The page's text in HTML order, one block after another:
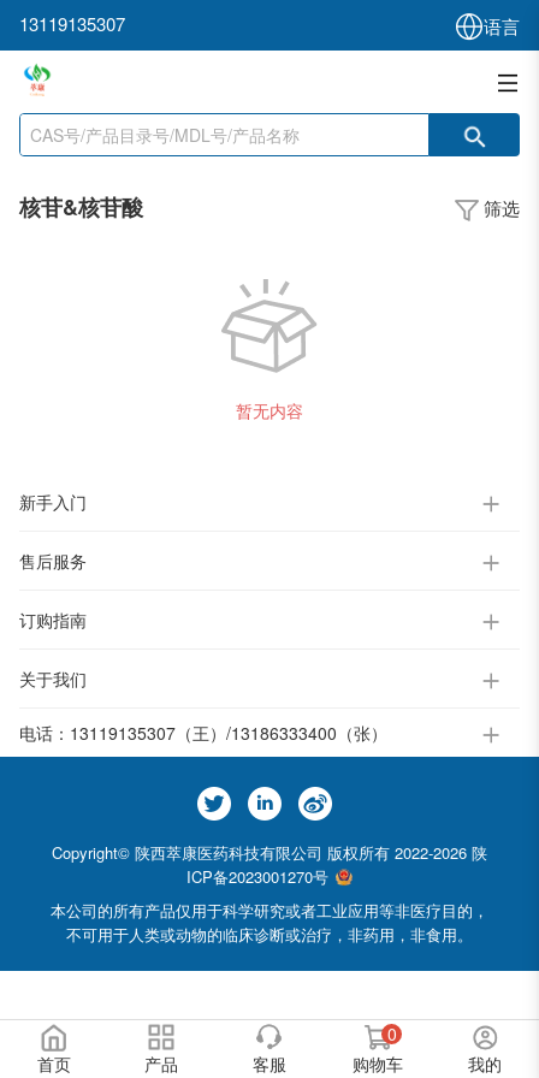
13119135307 语言
核苷&核苷酸 筛选
暂无内容
新手入门
售后服务
订购指南
关于我们
电话： 13119135307（王）/13186333400（张）
Copyright© 陕西萃康医药科技有限公司 版权所有 2022-2026 陕
ICP备2023001270号
本公司的所有产品仅用于科学研究或者工业应用等非医疗目的，
不可用于人类或动物的临床诊断或治疗，非药用，非食用。
首页 产品 客服
0
购物车
我的